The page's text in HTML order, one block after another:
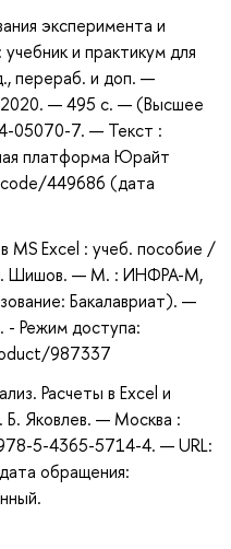
эксперимента и
и практикум для
перераб. и доп. —
— 495 с. — (Высшее
05070-7. — Текст :
платформа Юрайт
449686 (дата
MS Excel : учеб. пособие /
Шишов. — М. : ИНФРА-М,
Бакалавриат). —
Режим доступа:
987337
Расчеты в Excel и
Яковлев. — Москва :
5-4365-5714-4. — URL:
обращения: